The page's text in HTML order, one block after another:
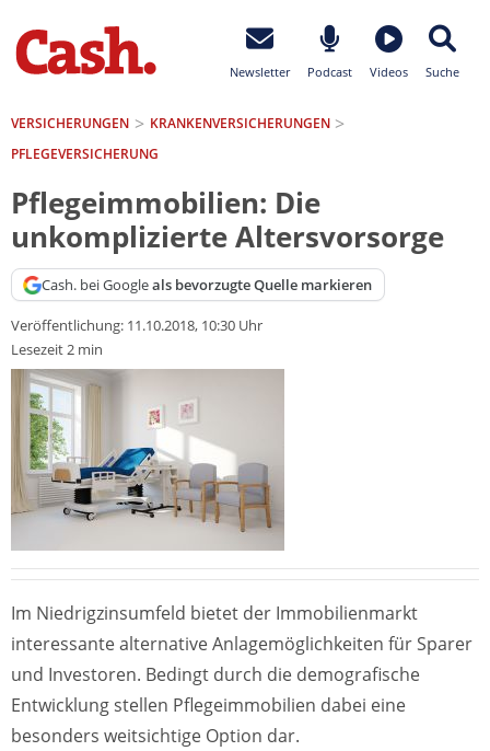
Newsletter Podcast Videos Suche
VERSICHERUNGEN
KRANKEN­VERSICHERUNGEN
PFLEGEVERSICHERUNG
Pflegeimmobilien: Die
unkomplizierte Altersvorsorge
Cash. bei Googleals bevorzugte Quelle markieren
Veröffentlichung: 11.10.2018, 10:30 Uhr
Lesezeit 2 min
Im Niedrigzinsumfeld bietet der Immobilienmarkt
interessante alternative Anlagemöglichkeiten für Sparer
und Investoren. Bedingt durch die demografische
Entwicklung stellen Pflegeimmobilien dabei eine
besonders weitsichtige Option dar.